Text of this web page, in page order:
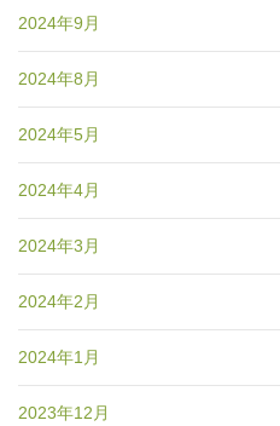
2024年9月
2024年8月
2024年5月
2024年4月
2024年3月
2024年2月
2024年1月
2023年12月